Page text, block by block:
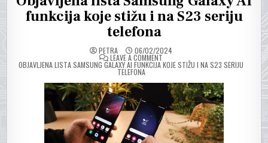
funkcija koje stižu i na S23 seriju
telefona
PETRA 06/02/2024
LEAVE A COMMENTON
OBJAVLJENA LISTA SAMSUNG GALAXY AI FUNKCIJA KOJE STIŽU I NA S23 SERIJU
TELEFONA